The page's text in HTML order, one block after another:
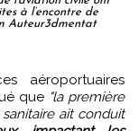
à l’encontre de
Auteur3dmentat
que "la première
ait conduit